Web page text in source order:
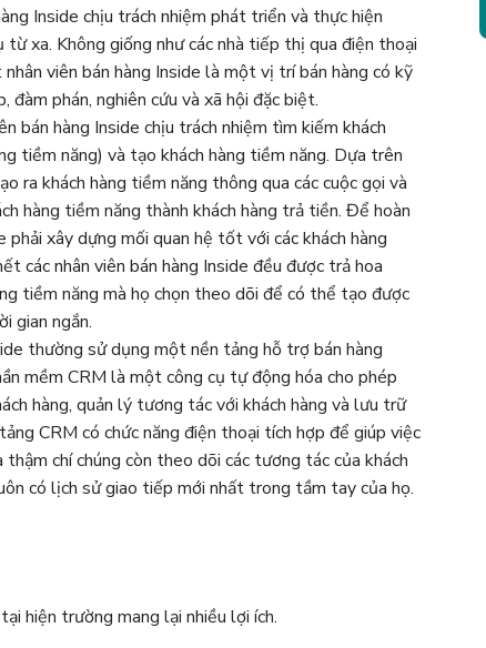
Inside chịu trách nhiệm phát triển và thực hiện
xa. Không giống như các nhà tiếp thị qua điện thoại
viên bán hàng Inside là một vị trí bán hàng có kỹ
đàm phán, nghiên cứu và xã hội đặc biệt.
bán hàng Inside chịu trách nhiệm tìm kiếm khách
tiềm năng) và tạo khách hàng tiềm năng. Dựa trên
ra khách hàng tiềm năng thông qua các cuộc gọi và
hàng tiềm năng thành khách hàng trả tiền. Để hoàn
xây dựng mối quan hệ tốt với các khách hàng
các nhân viên bán hàng Inside đều được trả hoa
tiềm năng mà họ chọn theo dõi để có thể tạo được
gian ngắn.
thường sử dụng một nền tảng hỗ trợ bán hàng
mềm CRM là một công cụ tự động hóa cho phép
hàng, quản lý tương tác với khách hàng và lưu trữ
CRM có chức năng điện thoại tích hợp để giúp việc
chí chúng còn theo dõi các tương tác của khách
có lịch sử giao tiếp mới nhất trong tầm tay của họ.
hiện trường mang lại nhiều lợi ích.